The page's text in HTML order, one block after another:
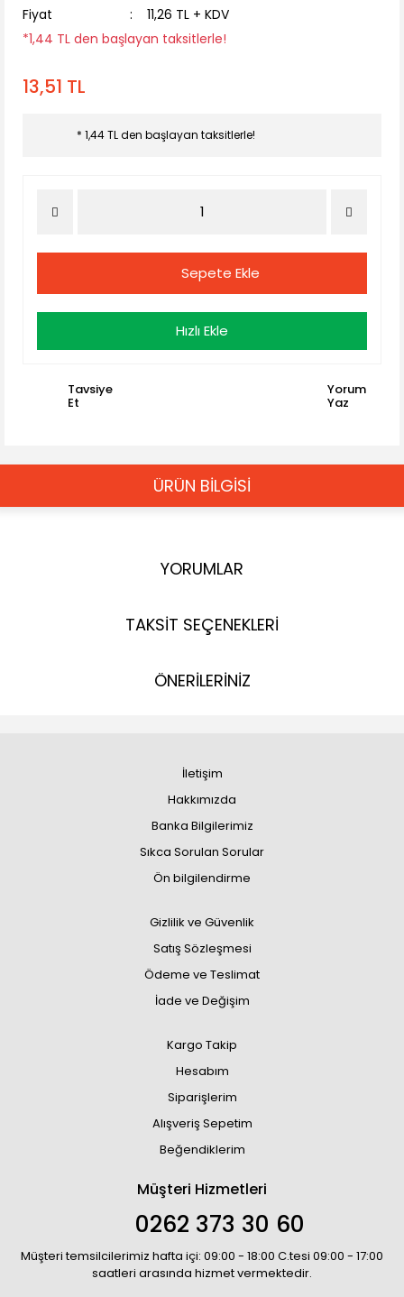
Fiyat
11,26 TL + KDV
*1,44 TL den başlayan taksitlerle!
13,51 TL
* 1,44 TL den başlayan taksitlerle!
Sepete Ekle
Hızlı Ekle
Tavsiye
Et
Yorum
Yaz
ÜRÜN BİLGİSİ
YORUMLAR
TAKSİT SEÇENEKLERİ
ÖNERİLERİNİZ
İletişim
Hakkımızda
Banka Bilgilerimiz
Sıkca Sorulan Sorular
Ön bilgilendirme
Gizlilik ve Güvenlik
Satış Sözleşmesi
Ödeme ve Teslimat
İade ve Değişim
Kargo Takip
Hesabım
Siparişlerim
Alışveriş Sepetim
Beğendiklerim
Müşteri Hizmetleri
0262 373 30 60
Müşteri temsilcilerimiz hafta içi: 09:00 - 18:00 C.tesi 09:00 - 17:00
saatleri arasında hizmet vermektedir.